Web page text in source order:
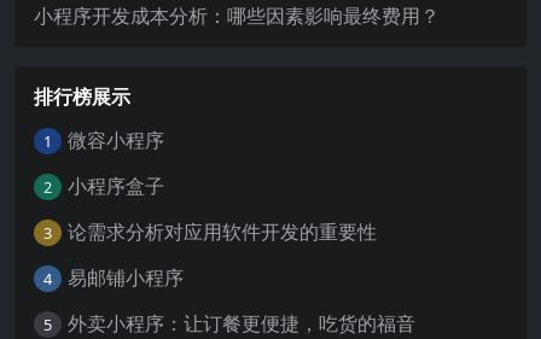
小程序开发成本分析：哪些因素影响最终费用？
排行榜展示
1 微容小程序
2 小程序盒子
3 论需求分析对应用软件开发的重要性
4 易邮铺小程序
5 外卖小程序：让订餐更便捷，吃货的福音